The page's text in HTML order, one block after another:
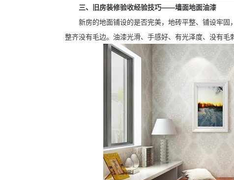
三、旧房装修验收经验技巧——墙面地面油漆
新房的地面铺设的是否完美，地砖平整、铺设牢
整齐没有毛边。油漆光滑、手感好、有光泽度、没有毛